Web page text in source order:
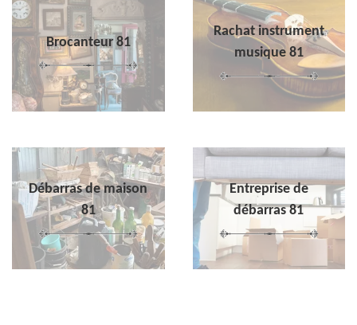
Brocanteur 81
Rachat instrument
musique 81
Débarras de maison
81
Entreprise de
débarras 81